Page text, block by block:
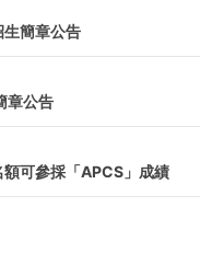
簡章公告
章公告
可參採「APCS」成績